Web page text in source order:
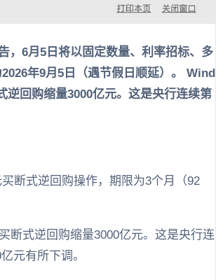
，6月5日将以固定数量、利率招标、多
年9月5日（遇节假日顺延）。 Wind
逆回购缩量3000亿元。这是央行连续第
断式逆回购操作，期限为3个月（92
断式逆回购缩量3000亿元。这是央行连
元有所下调。